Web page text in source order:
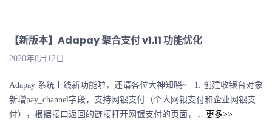
【新版本】Adapay 聚合支付 v1.11 功能优化
2020年8月12日
Adapay 系统上线新功能啦，还请各位大神知晓~ 1. 创建收银台对象
新增pay_channel字段，支持网银支付（个人网银支付和企业网银支
付），根据接口返回的链接打开网银支付的页面，... 更多>>